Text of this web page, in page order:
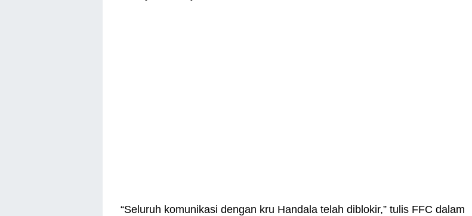
“Seluruh komunikasi dengan kru Handala telah diblokir,” tulis FFC dalam